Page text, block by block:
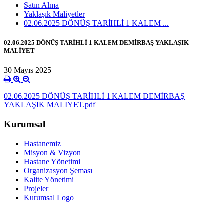
Satın Alma
Yaklaşık Maliyetler
02.06.2025 DÖNÜŞ TARİHLİ 1 KALEM ...
02.06.2025 DÖNÜŞ TARİHLİ 1 KALEM DEMİRBAŞ YAKLAŞIK
MALİYET
30 Mayıs 2025
02.06.2025 DÖNÜŞ TARİHLİ 1 KALEM DEMİRBAŞ
YAKLAŞIK MALİYET.pdf
Kurumsal
Hastanemiz
Misyon & Vizyon
Hastane Yönetimi
Organizasyon Şeması
Kalite Yönetimi
Projeler
Kurumsal Logo